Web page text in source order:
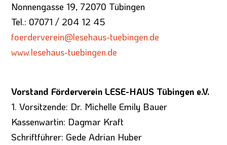
Nonnengasse 19, 72070 Tübingen
Tel.: 07071 / 204 12 45
foerderverein@lesehaus-tuebingen.de
www.lesehaus-tuebingen.de
Vorstand Förderverein LESE-HAUS Tübingen e.V.
1. Vorsitzende: Dr. Michelle Emily Bauer
Kassenwartin: Dagmar Kraft
Schriftführer: Gede Adrian Huber